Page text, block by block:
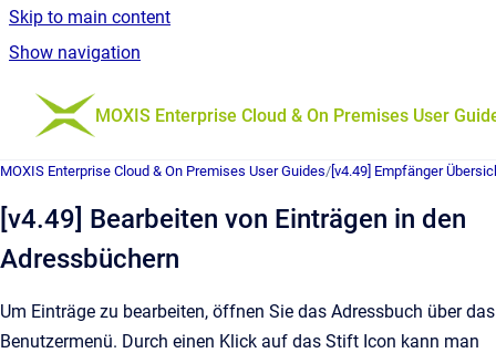
Skip to main content
Show navigation
Go to homepage
MOXIS Enterprise Cloud & On Premises User
MOXIS Enterprise Cloud & On Premises User Guides/ [v4.49] Empfänger
[v4.49] Bearbeiten von Einträgen in den
Adressbüchern
Um Einträge zu bearbeiten, öffnen Sie das Adressbuch über das
Benutzermenü. Durch einen Klick auf das Stift Icon kann man